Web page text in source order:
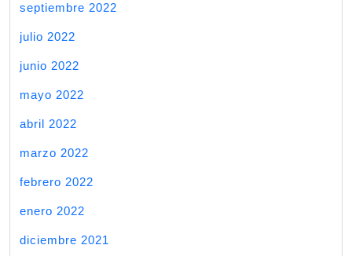
septiembre 2022
julio 2022
junio 2022
mayo 2022
abril 2022
marzo 2022
febrero 2022
enero 2022
diciembre 2021